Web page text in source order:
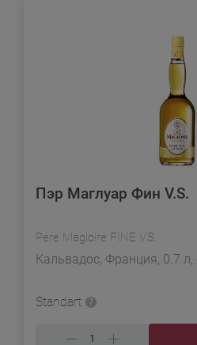
Пэр Маглуар Фин V.S.
Pere Magloire FINE V.S.
Кальвадос, Франция, 0.7 л,
Standart